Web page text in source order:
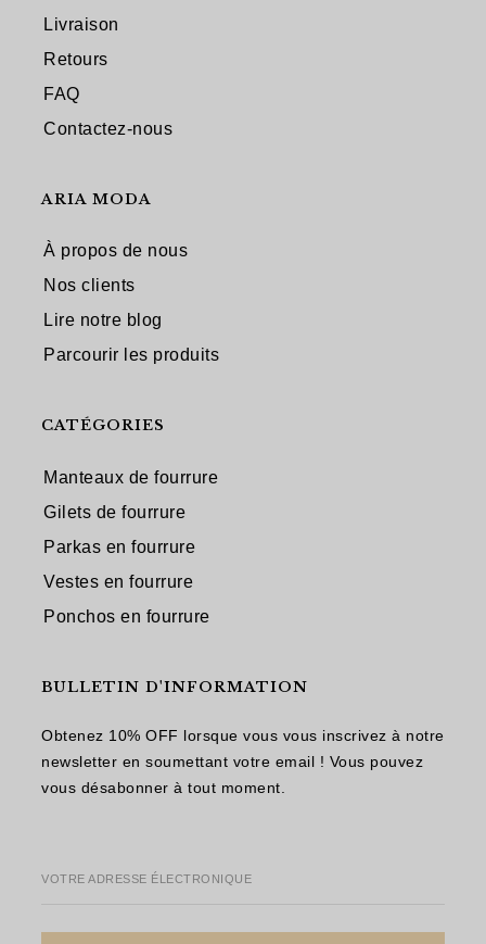
Livraison
Retours
FAQ
Contactez-nous
ARIA MODA
À propos de nous
Nos clients
Lire notre blog
Parcourir les produits
CATÉGORIES
Manteaux de fourrure
Gilets de fourrure
Parkas en fourrure
Vestes en fourrure
Ponchos en fourrure
BULLETIN D'INFORMATION
Obtenez 10% OFF lorsque vous vous inscrivez à notre
newsletter en soumettant votre email ! Vous pouvez
vous désabonner à tout moment.
VOTRE ADRESSE ÉLECTRONIQUE